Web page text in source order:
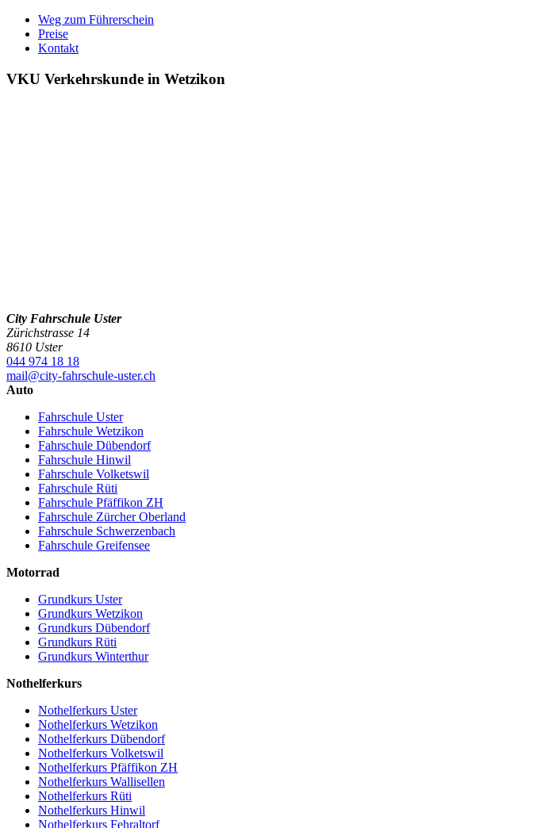
Weg zum Führerschein
Preise
Kontakt
VKU Verkehrskunde in Wetzikon
City Fahrschule Uster
Zürichstrasse 14
8610 Uster
044 974 18 18
mail@city-fahrschule-uster.ch
Auto
Fahrschule Uster
Fahrschule Wetzikon
Fahrschule Dübendorf
Fahrschule Hinwil
Fahrschule Volketswil
Fahrschule Rüti
Fahrschule Pfäffikon ZH
Fahrschule Zürcher Oberland
Fahrschule Schwerzenbach
Fahrschule Greifensee
Motorrad
Grundkurs Uster
Grundkurs Wetzikon
Grundkurs Dübendorf
Grundkurs Rüti
Grundkurs Winterthur
Nothelferkurs
Nothelferkurs Uster
Nothelferkurs Wetzikon
Nothelferkurs Dübendorf
Nothelferkurs Volketswil
Nothelferkurs Pfäffikon ZH
Nothelferkurs Wallisellen
Nothelferkurs Rüti
Nothelferkurs Hinwil
Nothelferkurs Fehraltorf